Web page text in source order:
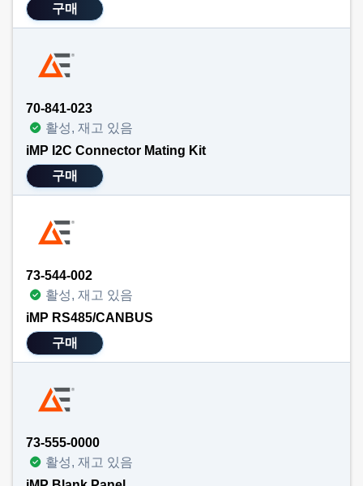
구매
70-841-023
활성, 재고 있음
iMP I2C Connector Mating Kit
구매
73-544-002
활성, 재고 있음
iMP RS485/CANBUS
구매
73-555-0000
활성, 재고 있음